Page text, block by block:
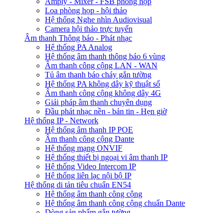
Loa phòng họp - hội thảo
Hệ thống Nghe nhìn Audiovisual
Camera hội thảo trực tuyến
Âm thanh Thông báo - Phát nhạc
Hệ thống PA Analog
Hệ thống âm thanh thông báo 6 vùng
Âm thanh công cộng LAN - WAN
Tủ âm thanh báo cháy gắn tường
Hệ thống PA không dây kỹ thuật số
Âm thanh công cộng không dây 4G
Giải pháp âm thanh chuyên dụng
Đầu phát nhạc nền - bản tin - Hẹn giờ
Hệ thống IP - Network
Hệ thống âm thanh IP POE
Âm thanh công cộng Dante
Hệ thống mạng ONVIF
Hệ thống thiết bị ngoại vi âm thanh IP
Hệ thống Video Intercom IP
Hệ thống liên lạc nội bộ IP
Hệ thống di tản tiêu chuẩn EN54
Hệ thống âm thanh công cộng
Hệ thống âm thanh công cộng chuẩn Dante